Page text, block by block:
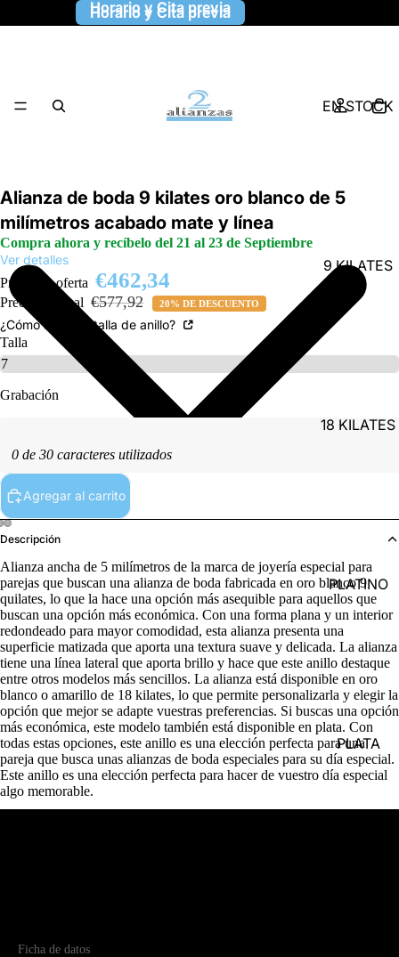
Horario y Cita previa
Horario y Cita previa
EN STOCK
9 KILATES
18 KILATES
PLATINO
PLATA
Alianza de boda 9 kilates oro blanco de 5
milímetros acabado mate y línea
Compra ahora y recíbelo del 21 al 23 de Septiembre
Ver detalles
Precio de oferta €462,34
Precio habitual €577,92 20% DE DESCUENTO
¿Cómo saber la talla de anillo?
Talla
Grabación
0 de 30 caracteres utilizados
Agregar al carrito
Descripción
Alianza ancha de 5 milímetros de la marca de joyería especial para
parejas que buscan una alianza de boda fabricada en oro blanco 9
quilates, lo que la hace una opción más asequible para aquellos que
buscan una opción más económica. Con una forma plana y un interior
redondeado para mayor comodidad, esta alianza presenta una
superficie matizada que aporta una textura suave y delicada. La alianza
tiene una línea lateral que aporta brillo y hace que este anillo destaque
entre otros modelos más sencillos. La alianza está disponible en oro
blanco o amarillo de 18 kilates, lo que permite personalizarla y elegir la
opción que mejor se adapte vuestras preferencias. Si buscas una opción
más económica, este modelo también está disponible en plata. Con
todas estas opciones, este anillo es una elección perfecta para una
pareja que busca unas alianzas de boda especiales para su día especial.
Este anillo es una elección perfecta para hacer de vuestro día especial
algo memorable.
Ficha de datos